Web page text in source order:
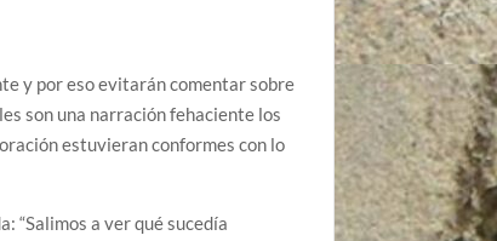
y por eso evitarán comentar sobre
son una narración fehaciente los
estuvieran conformes con lo
“Salimos a ver qué sucedía